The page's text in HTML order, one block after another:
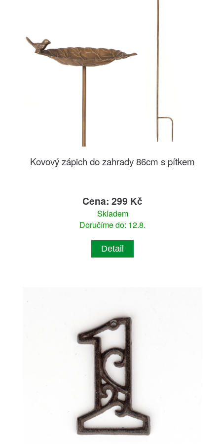
Kovový zápich do zahrady 86cm s pítkem
Cena: 299 Kč
Skladem
Doručíme do: 12.8.
Detail